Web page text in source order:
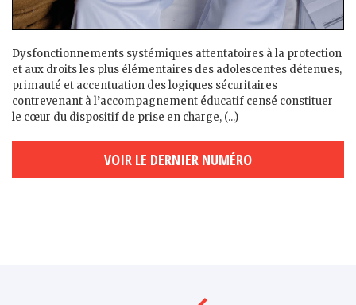
Dysfonctionnements systémiques attentatoires à la protection
et aux droits les plus élémentaires des adolescent·es détenu·es,
primauté et accentuation des logiques sécuritaires
contrevenant à l’accompagnement éducatif censé constituer
le cœur du dispositif de prise en charge, (...)
VOIR LE DERNIER NUMÉRO